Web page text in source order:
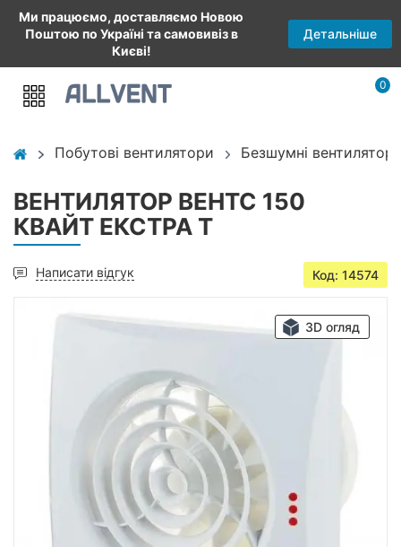
Ми працюємо, доставляємо Новою
Поштою по Україні та самовивіз в
Києві!
Детальніше
0
Побутові вентилятори Безшумні
ВЕНТИЛЯТОР ВЕНТС 150
КВАЙТ ЕКСТРА Т
Написати відгук Код: 14574
3D огляд